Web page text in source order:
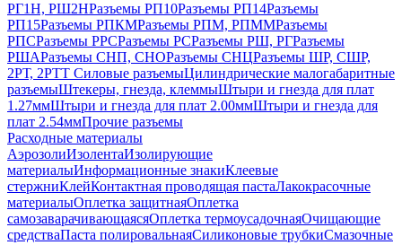
РГ1Н, РШ2НРазъемы РП10Разъемы РП14Разъемы
РП15Разъемы РПКМРазъемы РПМ, РПММРазъемы
РПСРазъемы РРСРазъемы РСРазъемы РШ, РГРазъемы
РШАРазъемы СНП, СНОРазъемы СНЦРазъемы ШР, СШР,
2РТ, 2РТТ Силовые разъемыЦилиндрические малогабаритные
разъемыШтекеры, гнезда, клеммыШтыри и гнезда для плат
1.27ммШтыри и гнезда для плат 2.00ммШтыри и гнезда для
плат 2.54ммПрочие разъемы
Расходные материалы
АэрозолиИзолентаИзолирующие
материалыИнформационные знакиКлеевые
стержниКлейКонтактная проводящая пастаЛакокрасочные
материалыОплетка защитнаяОплетка
самозаварачивающаясяОплетка термоусадочнаяОчищающие
средстваПаста полировальнаяСиликоновые трубкиСмазочные